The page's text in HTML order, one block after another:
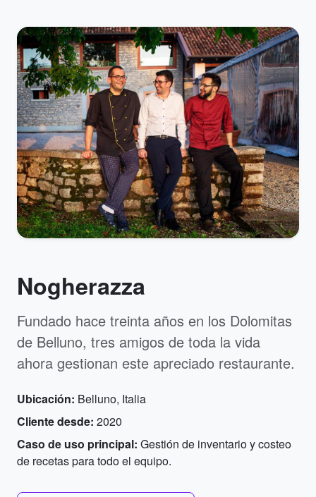
Nogherazza
Fundado hace treinta años en los Dolomitas
de Belluno, tres amigos de toda la vida
ahora gestionan este apreciado restaurante.
Ubicación: Belluno, Italia
Cliente desde: 2020
Caso de uso principal: Gestión de inventario y costeo
de recetas para todo el equipo.